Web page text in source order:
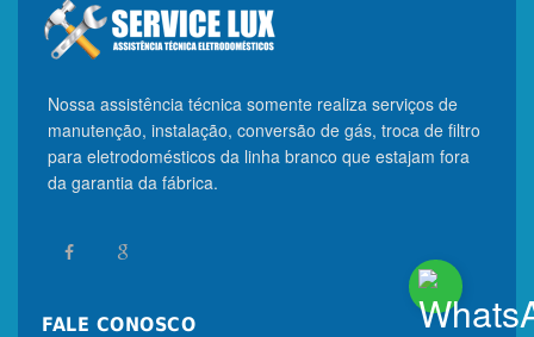
Nossa assistência técnica somente realiza serviços de
manutenção, instalação, conversão de gás, troca de filtro
para eletrodomésticos da linha branco que estajam fora
da garantia da fábrica.
FALE CONOSCO